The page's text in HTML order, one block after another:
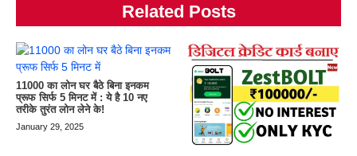
Related Posts
11000 का लोन घर बैठे बिना इनकम
प्रूफ सिर्फ 5 मिनट में : ये है 10 नए
तरीके तुरंत लोन लेने के!
January 29, 2025